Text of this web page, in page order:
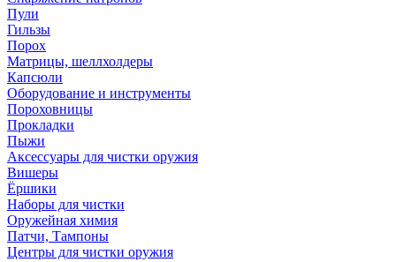
Пули
Гильзы
Порох
Матрицы, шеллхолдеры
Капсюли
Оборудование и инструменты
Пороховницы
Прокладки
Пыжи
Аксессуары для чистки оружия
Вишеры
Ёршики
Наборы для чистки
Оружейная химия
Патчи, Тампоны
Центры для чистки оружия